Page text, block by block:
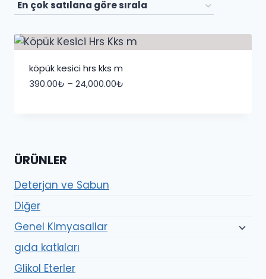
köpük kesici hrs kks m
390.00₺ – 24,000.00₺Fiyat
ÜRÜNLER
Deterjan ve Sabun
Diğer
Genel Kimyasallar
gıda katkıları
Glikol Eterler